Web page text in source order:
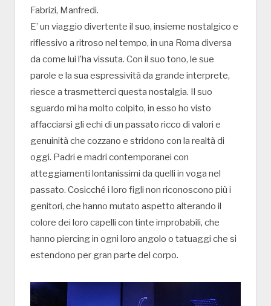
Fabrizi, Manfredi.
E’ un viaggio divertente il suo, insieme nostalgico e
riflessivo a ritroso nel tempo, in una Roma diversa
da come lui l’ha vissuta. Con il suo tono, le sue
parole e la sua espressività da grande interprete,
riesce a trasmetterci questa nostalgia. Il suo
sguardo mi ha molto colpito, in esso ho visto
affacciarsi gli echi di un passato ricco di valori e
genuinità che cozzano e stridono con la realtà di
oggi. Padri e madri contemporanei con
atteggiamenti lontanissimi da quelli in voga nel
passato. Cosicché i loro figli non riconoscono più i
genitori, che hanno mutato aspetto alterando il
colore dei loro capelli con tinte improbabili, che
hanno piercing in ogni loro angolo o tatuaggi che si
estendono per gran parte del corpo.